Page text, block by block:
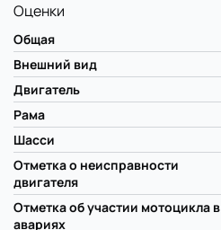
Оценки
Общая
Внешний вид
Двигатель
Рама
Шасси
Отметка о неисправности
двигателя
Отметка об участии мотоцикла в
авариях